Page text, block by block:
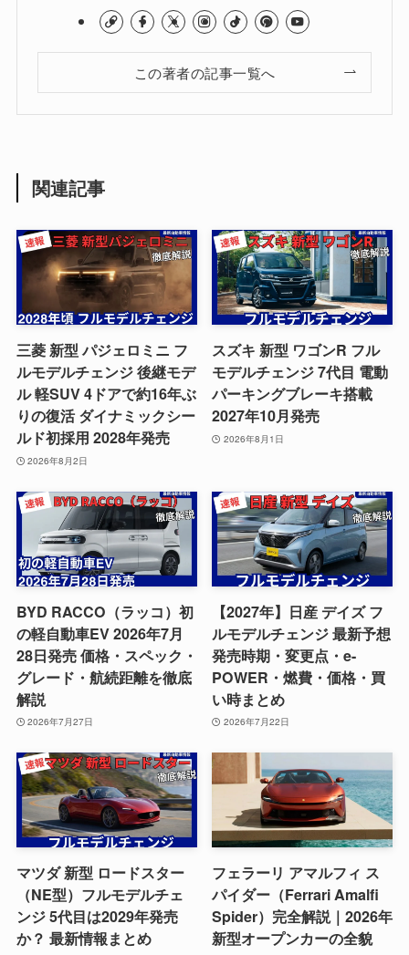
この著者の記事一覧へ
関連記事
三菱 新型 パジェロミニ フ
ルモデルチェンジ 後継モデ
ル 軽SUV 4ドアで約16年ぶ
りの復活 ダイナミックシー
ルド初採用 2028年発売
2026年8月2日
スズキ 新型 ワゴンR フル
モデルチェンジ 7代目 電動
パーキングブレーキ搭載
2027年10月発売
2026年8月1日
BYD RACCO（ラッコ）初
の軽自動車EV 2026年7月
28日発売 価格・スペック・
グレード・航続距離を徹底
解説
2026年7月27日
【2027年】日産 デイズ フ
ルモデルチェンジ 最新予想
発売時期・変更点・e-
POWER・燃費・価格・買
い時まとめ
2026年7月22日
マツダ 新型 ロードスター
（NE型）フルモデルチェ
ンジ 5代目は2029年発売
か？ 最新情報まとめ
フェラーリ アマルフィ ス
パイダー（Ferrari Amalfi
Spider）完全解説｜2026年
新型オープンカーの全貌